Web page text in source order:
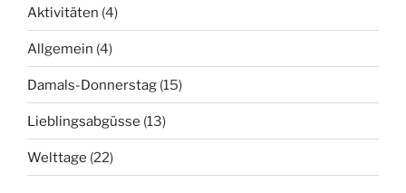
Aktivitäten (4)
Allgemein (4)
Damals-Donnerstag (15)
Lieblingsabgüsse (13)
Welttage (22)